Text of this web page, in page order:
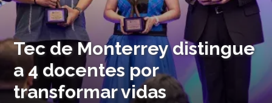
Tec de Monterrey distingue
a 4 docentes por
transformar vidas